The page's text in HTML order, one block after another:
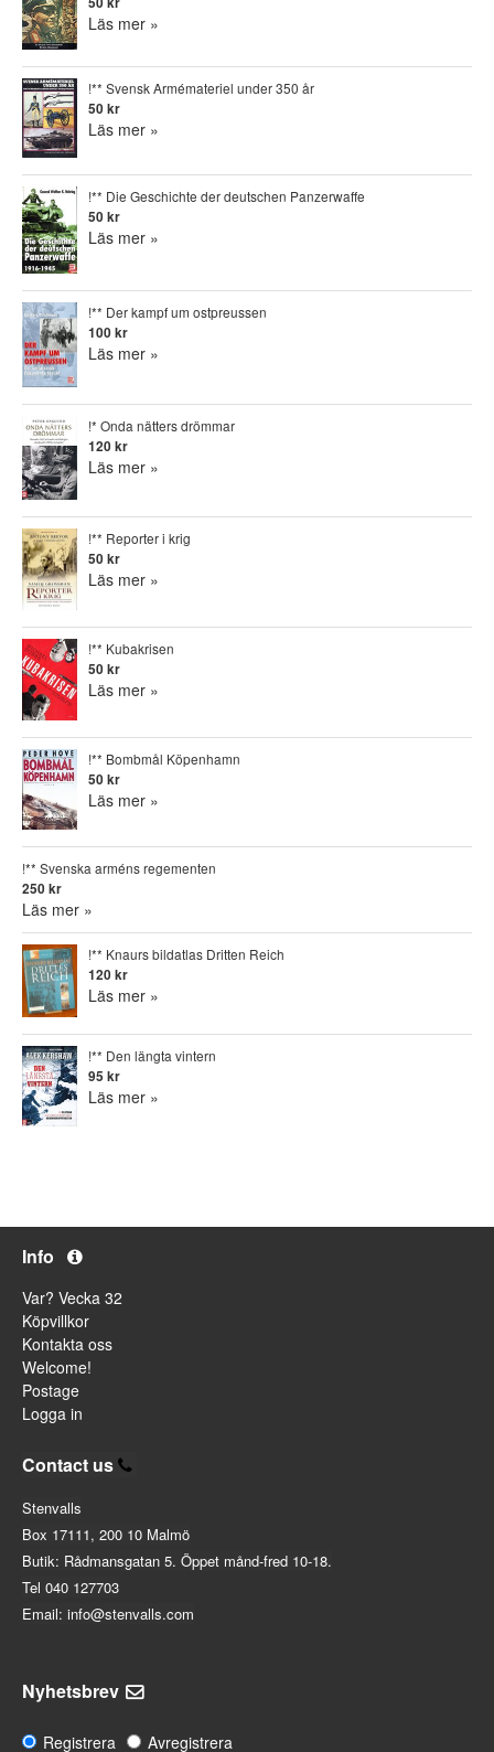
Läs mer »
!** Svensk Armémateriel under 350 år
50 kr
Läs mer »
!** Die Geschichte der deutschen Panzerwaffe
50 kr
Läs mer »
!** Der kampf um ostpreussen
100 kr
Läs mer »
!* Onda nätters drömmar
120 kr
Läs mer »
!** Reporter i krig
50 kr
Läs mer »
!** Kubakrisen
50 kr
Läs mer »
!** Bombmål Köpenhamn
50 kr
Läs mer »
!** Svenska arméns regementen
250 kr
Läs mer »
!** Knaurs bildatlas Dritten Reich
120 kr
Läs mer »
!** Den längta vintern
95 kr
Läs mer »
Info
Var? Vecka 32
Köpvillkor
Kontakta oss
Welcome!
Postage
Logga in
Contact us
Stenvalls
Box 17111, 200 10 Malmö
Butik: Rådmansgatan 5. Öppet månd-fred 10-18.
Tel 040 127703
Email: info@stenvalls.com
Nyhetsbrev
Registrera Avregistrera